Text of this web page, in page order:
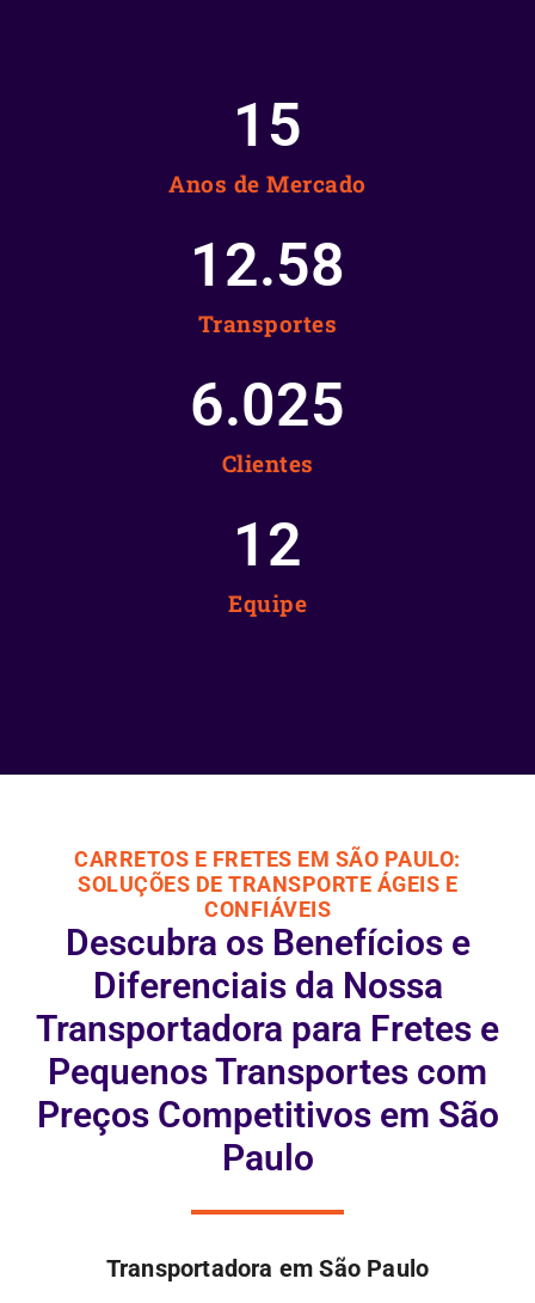
Anos de Mercado
15
Transportes
12.58
Clientes
6.025
Equipe
12
CARRETOS E FRETES EM SÃO PAULO:
SOLUÇÕES DE TRANSPORTE ÁGEIS E
CONFIÁVEIS
Descubra os Benefícios e
Diferenciais da Nossa
Transportadora para Fretes e
Pequenos Transportes com
Preços Competitivos em São
Paulo
Transportadora em São Paulo